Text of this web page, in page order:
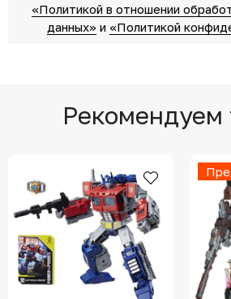
«Политикой в отношении
данных»‎ ‎ и «Политикой
Рекомендуем